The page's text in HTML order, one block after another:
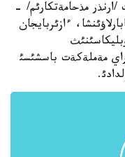
قازاقپارات /ارنذر مذحامةتكارئم/ -
ءازئربايجان
18 جئلدئعئنا وراي مةملةكةت باسشئسئ